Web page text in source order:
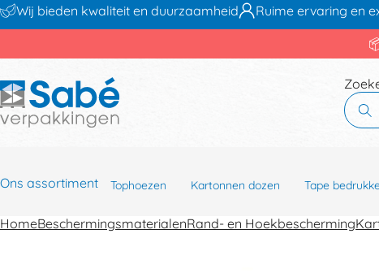
Wij bieden kwaliteit en duurzaamheid Ruime ervaring en
Ons assortiment Tophoezen Kartonnen dozen Tape
HomeBeschermingsmaterialenRand- en Hoekbescherming